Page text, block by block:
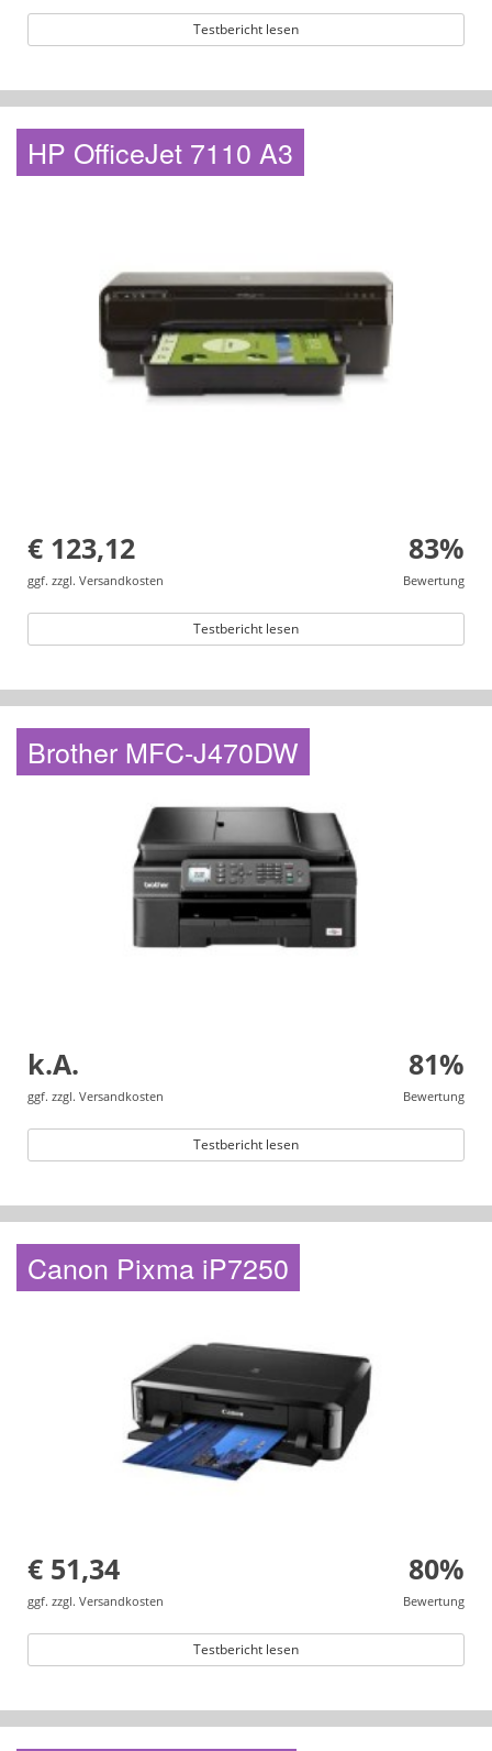
Testbericht lesen
HP OfficeJet 7110 A3
€ 123,12
ggf. zzgl. Versandkosten
83%
Bewertung
Testbericht lesen
Brother MFC-J470DW
k.A.
ggf. zzgl. Versandkosten
81%
Bewertung
Testbericht lesen
Canon Pixma iP7250
€ 51,34
ggf. zzgl. Versandkosten
80%
Bewertung
Testbericht lesen